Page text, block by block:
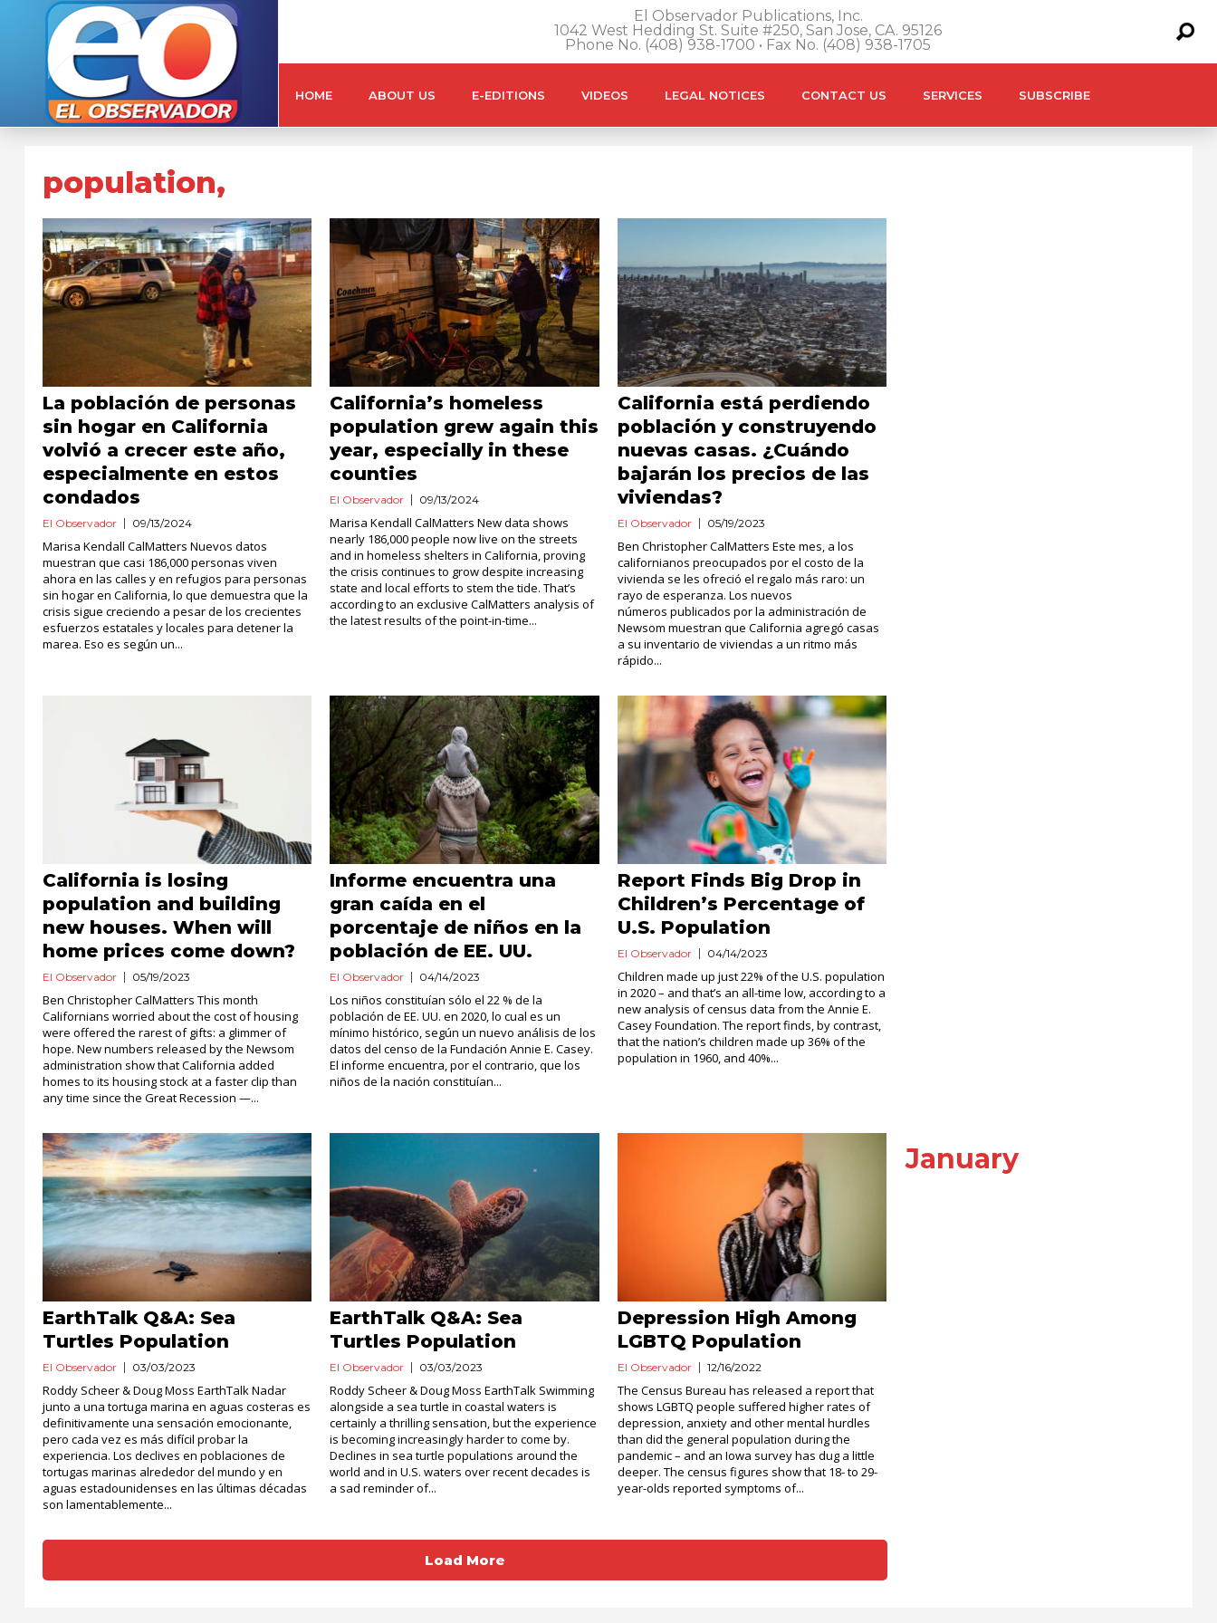
El Observador Publications, Inc.
1042 West Hedding St. Suite #250, San Jose, CA. 95126
Phone No. (408) 938-1700 • Fax No. (408) 938-1705
HOME ABOUT US E-EDITIONS VIDEOS LEGAL NOTICES CONTACT US SERVICES SUBSCRIBE
population,
La población de personas
sin hogar en California
volvió a crecer este año,
especialmente en estos
condados
El Observador 09/13/2024
Marisa Kendall CalMatters Nuevos datos
muestran que casi 186,000 personas viven
ahora en las calles y en refugios para personas
sin hogar en California, lo que demuestra que la
crisis sigue creciendo a pesar de los crecientes
esfuerzos estatales y locales para detener la
marea. Eso es según un...
California’s homeless
population grew again this
year, especially in these
counties
El Observador 09/13/2024
Marisa Kendall CalMatters New data shows
nearly 186,000 people now live on the streets
and in homeless shelters in California, proving
the crisis continues to grow despite increasing
state and local efforts to stem the tide. That’s
according to an exclusive CalMatters analysis of
the latest results of the point-in-time...
California está perdiendo
población y construyendo
nuevas casas. ¿Cuándo
bajarán los precios de las
viviendas?
El Observador 05/19/2023
Ben Christopher CalMatters Este mes, a los
californianos preocupados por el costo de la
vivienda se les ofreció el regalo más raro: un
rayo de esperanza. Los nuevos
números publicados por la administración de
Newsom muestran que California agregó casas
a su inventario de viviendas a un ritmo más
rápido...
California is losing
population and building
new houses. When will
home prices come down?
El Observador 05/19/2023
Ben Christopher CalMatters This month
Californians worried about the cost of housing
were offered the rarest of gifts: a glimmer of
hope. New numbers released by the Newsom
administration show that California added
homes to its housing stock at a faster clip than
any time since the Great Recession —...
Informe encuentra una
gran caída en el
porcentaje de niños en la
población de EE. UU.
El Observador 04/14/2023
Los niños constituían sólo el 22 % de la
población de EE. UU. en 2020, lo cual es un
mínimo histórico, según un nuevo análisis de los
datos del censo de la Fundación Annie E. Casey.
El informe encuentra, por el contrario, que los
niños de la nación constituían...
Report Finds Big Drop in
Children’s Percentage of
U.S. Population
El Observador 04/14/2023
Children made up just 22% of the U.S. population
in 2020 – and that’s an all-time low, according to a
new analysis of census data from the Annie E.
Casey Foundation. The report finds, by contrast,
that the nation’s children made up 36% of the
population in 1960, and 40%...
EarthTalk Q&A: Sea
Turtles Population
El Observador 03/03/2023
Roddy Scheer & Doug Moss EarthTalk Nadar
junto a una tortuga marina en aguas costeras es
definitivamente una sensación emocionante,
pero cada vez es más difícil probar la
experiencia. Los declives en poblaciones de
tortugas marinas alrededor del mundo y en
aguas estadounidenses en las últimas décadas
son lamentablemente...
EarthTalk Q&A: Sea
Turtles Population
El Observador 03/03/2023
Roddy Scheer & Doug Moss EarthTalk Swimming
alongside a sea turtle in coastal waters is
certainly a thrilling sensation, but the experience
is becoming increasingly harder to come by.
Declines in sea turtle populations around the
world and in U.S. waters over recent decades is
a sad reminder of...
Depression High Among
LGBTQ Population
El Observador 12/16/2022
The Census Bureau has released a report that
shows LGBTQ people suffered higher rates of
depression, anxiety and other mental hurdles
than did the general population during the
pandemic – and an Iowa survey has dug a little
deeper. The census figures show that 18- to 29-
year-olds reported symptoms of...
Load More
January